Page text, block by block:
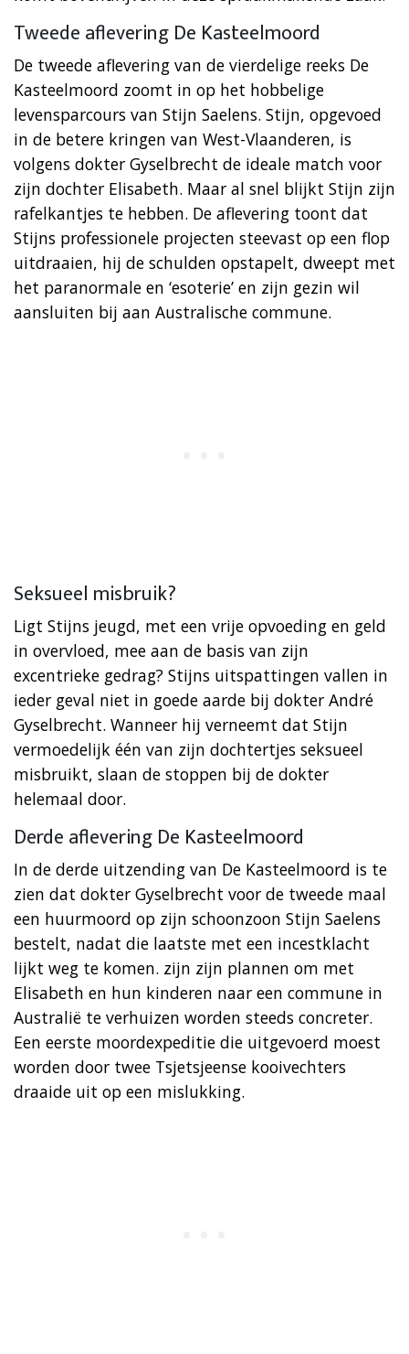
Tweede aflevering De Kasteelmoord
De tweede aflevering van de vierdelige reeks De
Kasteelmoord zoomt in op het hobbelige
levensparcours van Stijn Saelens. Stijn, opgevoed
in de betere kringen van West-Vlaanderen, is
volgens dokter Gyselbrecht de ideale match voor
zijn dochter Elisabeth. Maar al snel blijkt Stijn zijn
rafelkantjes te hebben. De aflevering toont dat
Stijns professionele projecten steevast op een flop
uitdraaien, hij de schulden opstapelt, dweept met
het paranormale en ‘esoterie’ en zijn gezin wil
aansluiten bij aan Australische commune.
Seksueel misbruik?
Ligt Stijns jeugd, met een vrije opvoeding en geld
in overvloed, mee aan de basis van zijn
excentrieke gedrag? Stijns uitspattingen vallen in
ieder geval niet in goede aarde bij dokter André
Gyselbrecht. Wanneer hij verneemt dat Stijn
vermoedelijk één van zijn dochtertjes seksueel
misbruikt, slaan de stoppen bij de dokter
helemaal door.
Derde aflevering De Kasteelmoord
In de derde uitzending van De Kasteelmoord is te
zien dat dokter Gyselbrecht voor de tweede maal
een huurmoord op zijn schoonzoon Stijn Saelens
bestelt, nadat die laatste met een incestklacht
lijkt weg te komen. zijn zijn plannen om met
Elisabeth en hun kinderen naar een commune in
Australië te verhuizen worden steeds concreter.
Een eerste moordexpeditie die uitgevoerd moest
worden door twee Tsjetsjeense kooivechters
draaide uit op een mislukking.